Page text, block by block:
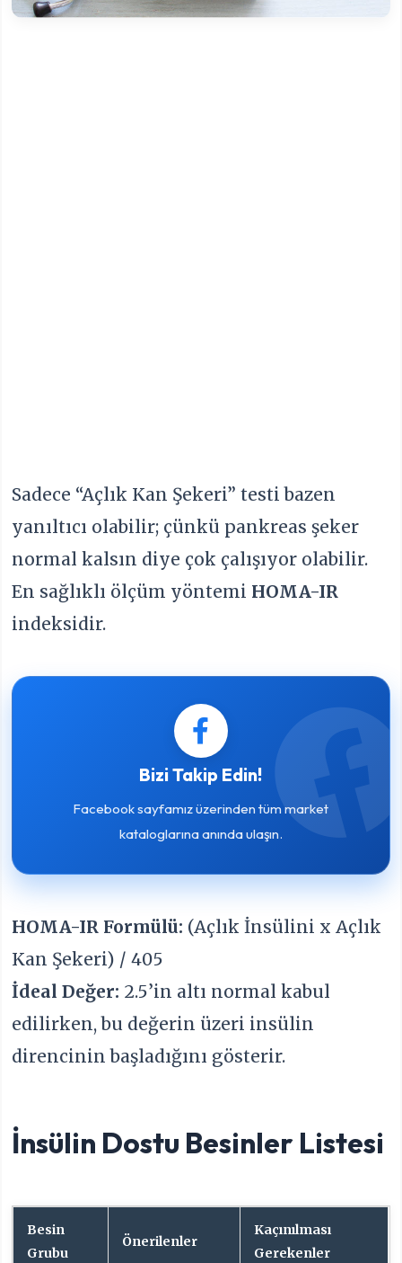
Sadece “Açlık Kan Şekeri” testi bazen
yanıltıcı olabilir; çünkü pankreas şeker
normal kalsın diye çok çalışıyor olabilir.
En sağlıklı ölçüm yöntemi HOMA-IR
indeksidir.
Bizi Takip Edin!
Facebook sayfamız üzerinden tüm market
kataloglarına anında ulaşın.
HOMA-IR Formülü: (Açlık İnsülini x Açlık
Kan Şekeri) / 405
İdeal Değer: 2.5’in altı normal kabul
edilirken, bu değerin üzeri insülin
direncinin başladığını gösterir.
İnsülin Dostu Besinler Listesi
Besin
Grubu
Önerilenler
Kaçınılması
Gerekenler